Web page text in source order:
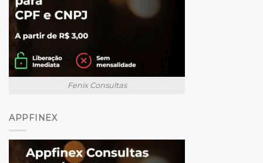
Fenix Consultas
APPFINEX